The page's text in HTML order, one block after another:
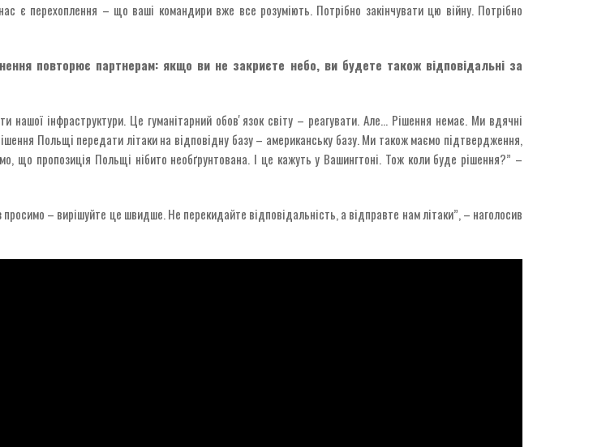
є перехоплення – що ваші командири вже все розуміють. Потрібно закінчувати цю війну. Потрібно
повторює партнерам: якщо ви не закриєте небо, ви будете також відповідальні за
нашої інфраструктури. Це гуманітарний обовʼязок світу – реагувати. Але… Рішення немає. Ми вдячні
Польщі передати літаки на відповідну базу – американську базу. Ми також маємо підтвердження,
пропозиція Польщі нібито необґрунтована. І це кажуть у Вашингтоні. Тож коли буде рішення?” –
– вирішуйте це швидше. Не перекидайте відповідальність, а відправте нам літаки”, – наголосив